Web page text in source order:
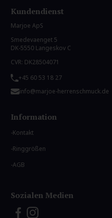
Kundendienst
Marjoe ApS
Smedevaenget 5
DK-5550 Langeskov C
CVR: DK28504071
+45 60 53 18 27
info@marjoe-herrenschmuck.de
Information
Kontakt
Ringgrößen
AGB
Sozialen Medien